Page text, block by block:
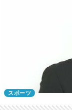
スポーツ